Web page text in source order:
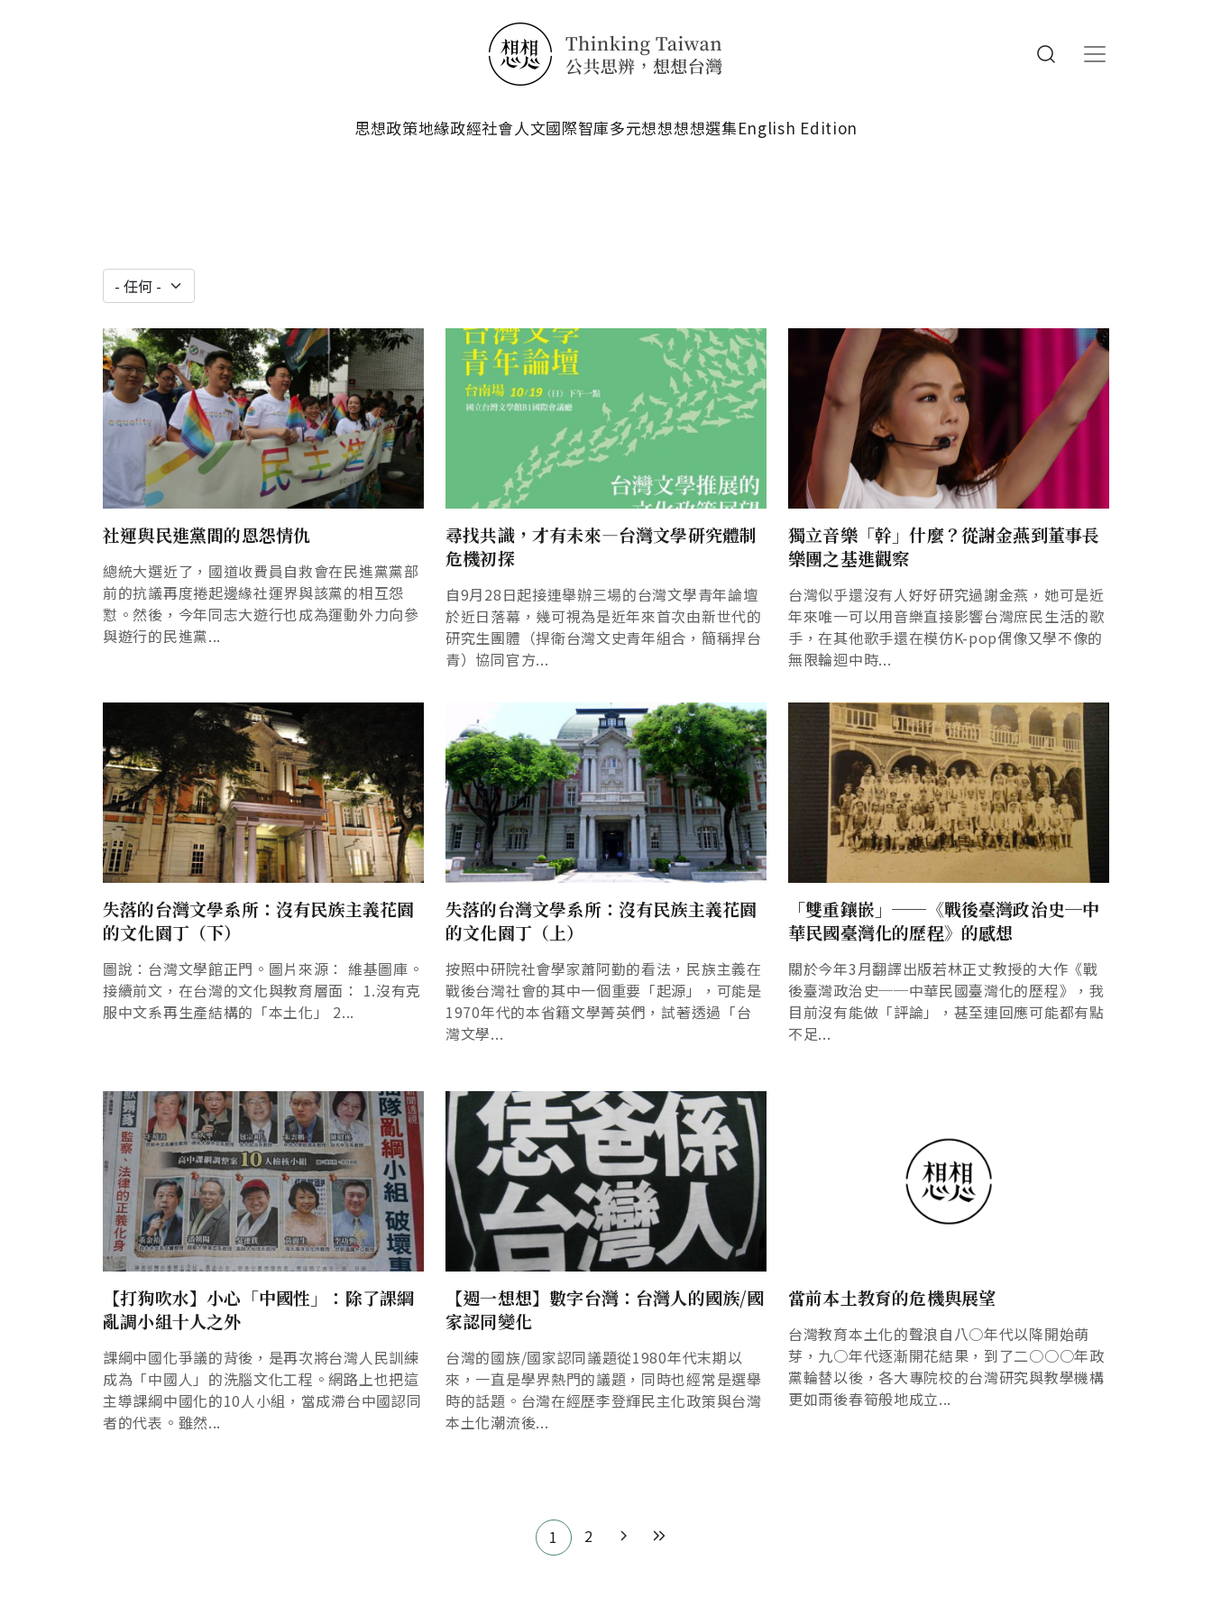
思想政策地緣政經社會人文國際智庫多元想想想想選集English Edition
社運與民進黨間的恩怨情仇
總統大選近了，國道收費員自救會在民進黨黨部
前的抗議再度捲起邊緣社運界與該黨的相互怨
懟。然後，今年同志大遊行也成為運動外力向參
與遊行的民進黨...
尋找共識，才有未來—台灣文學研究體制
危機初探
自9月28日起接連舉辦三場的台灣文學青年論壇
於近日落幕，幾可視為是近年來首次由新世代的
研究生團體（捍衛台灣文史青年組合，簡稱捍台
青）協同官方...
獨立音樂「幹」什麼？從謝金燕到董事長
樂團之基進觀察
台灣似乎還沒有人好好研究過謝金燕，她可是近
年來唯一可以用音樂直接影響台灣庶民生活的歌
手，在其他歌手還在模仿K-pop偶像又學不像的
無限輪迴中時...
失落的台灣文學系所：沒有民族主義花園
的文化園丁（下）
圖說：台灣文學館正門。圖片來源： 維基圖庫。
接續前文，在台灣的文化與教育層面： 1.沒有克
服中文系再生產結構的「本土化」 2...
失落的台灣文學系所：沒有民族主義花園
的文化園丁（上）
按照中研院社會學家蕭阿勤的看法，民族主義在
戰後台灣社會的其中一個重要「起源」，可能是
1970年代的本省籍文學菁英們，試著透過「台
灣文學...
「雙重鑲嵌」──《戰後臺灣政治史─中
華民國臺灣化的歷程》的感想
關於今年3月翻譯出版若林正丈教授的大作《戰
後臺灣政治史──中華民國臺灣化的歷程》，我
目前沒有能做「評論」，甚至連回應可能都有點
不足...
【打狗吹水】小心「中國性」：除了課綱
亂調小組十人之外
課綱中國化爭議的背後，是再次將台灣人民訓練
成為「中國人」的洗腦文化工程。網路上也把這
主導課綱中國化的10人小組，當成滯台中國認同
者的代表。雖然...
【週一想想】數字台灣：台灣人的國族/國
家認同變化
台灣的國族/國家認同議題從1980年代末期以
來，一直是學界熱門的議題，同時也經常是選舉
時的話題。台灣在經歷李登輝民主化政策與台灣
本土化潮流後...
當前本土教育的危機與展望
台灣教育本土化的聲浪自八○年代以降開始萌
芽，九○年代逐漸開花結果，到了二○○○年政
黨輪替以後，各大專院校的台灣研究與教學機構
更如雨後春筍般地成立...
1 2